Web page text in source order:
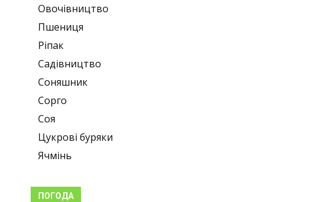
Овочівництво
Пшениця
Ріпак
Садівництво
Соняшник
Сорго
Соя
Цукрові буряки
Ячмінь
ПОГОДА